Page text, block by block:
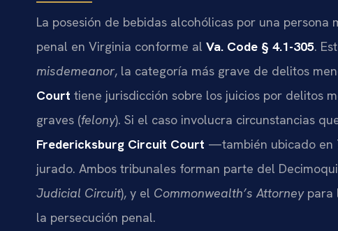
La posesión de bebidas alcohólicas por una
penal en Virginia conforme al Va. Code § 4.1-305.
misdemeanor, la categoría más grave de delitos
Court tiene jurisdicción sobre los juicios por delitos
graves (felony). Si el caso involucra circunstancias
Fredericksburg Circuit Court —también ubicado en
jurado. Ambos tribunales forman parte del
Judicial Circuit), y el Commonwealth’s Attorneypara
la persecución penal.